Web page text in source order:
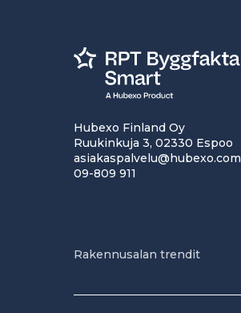
Hubexo Finland Oy
Ruukinkuja 3, 02330 Espoo
asiakaspalvelu@hubexo.com
09-809 911
Rakennusalan trendit